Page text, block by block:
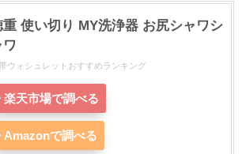
重 使い切り MY洗浄器 お尻シャワシ
ワ
ウォシュレットおすすめランキング
楽天市場で調べる
Amazonで調べる